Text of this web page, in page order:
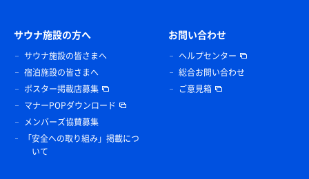
サウナ施設の方へ
サウナ施設の皆さまへ
宿泊施設の皆さまへ
ポスター掲載店募集
マナーPOPダウンロード
メンバーズ協賛募集
「安全への取り組み」掲載につ
いて
お問い合わせ
ヘルプセンター
総合お問い合わせ
ご意見箱